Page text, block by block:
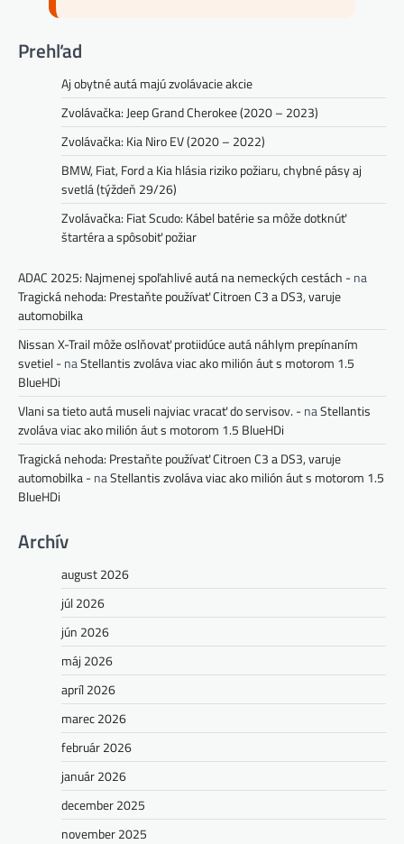
Prehľad
Aj obytné autá majú zvolávacie akcie
Zvolávačka: Jeep Grand Cherokee (2020 – 2023)
Zvolávačka: Kia Niro EV (2020 – 2022)
BMW, Fiat, Ford a Kia hlásia riziko požiaru, chybné pásy aj
svetlá (týždeň 29/26)
Zvolávačka: Fiat Scudo: Kábel batérie sa môže dotknúť
štartéra a spôsobiť požiar
ADAC 2025: Najmenej spoľahlivé autá na nemeckých cestách -na
Tragická nehoda: Prestaňte používať Citroen C3 a DS3, varuje
automobilka
Nissan X-Trail môže oslňovať protiidúce autá náhlym prepínaním
svetiel -naStellantis zvoláva viac ako milión áut s motorom 1.5
BlueHDi
Vlani sa tieto autá museli najviac vracať do servisov. -naStellantis
zvoláva viac ako milión áut s motorom 1.5 BlueHDi
Tragická nehoda: Prestaňte používať Citroen C3 a DS3, varuje
automobilka -naStellantis zvoláva viac ako milión áut s motorom 1.5
BlueHDi
Archív
august 2026
júl 2026
jún 2026
máj 2026
apríl 2026
marec 2026
február 2026
január 2026
december 2025
november 2025